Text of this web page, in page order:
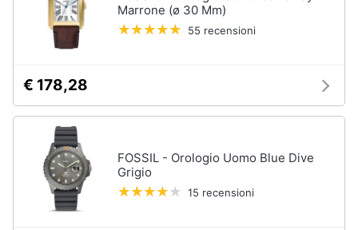
Marrone (ø 30 Mm)
55 recensioni
€ 178,28
FOSSIL - Orologio Uomo Blue Dive
Grigio
15 recensioni